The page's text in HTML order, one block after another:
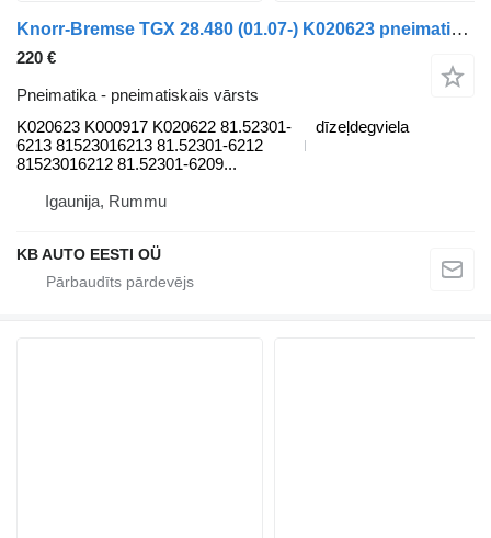
Knorr-Bremse TGX 28.480 (01.07-) K020623 pneimatiskais vārsts paredzēts MAN TGL, TGM, TGS, TGX (2005-2021) kravas automašīnas
220 €
Pneimatika - pneimatiskais vārsts
K020623 K000917 K020622 81.52301-
6213 81523016213 81.52301-6212
81523016212 81.52301-6209...
dīzeļdegviela
Igaunija, Rummu
KB AUTO EESTI OÜ